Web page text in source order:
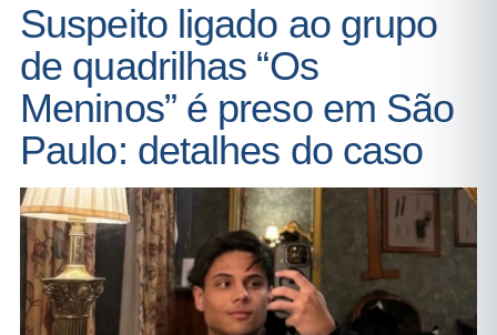
Suspeito ligado ao grupo
de quadrilhas “Os
Meninos” é preso em São
Paulo: detalhes do caso